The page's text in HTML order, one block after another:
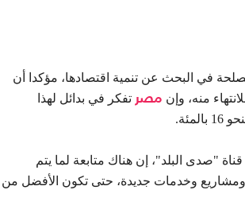
في البحث عن تنمية اقتصادها، مؤكدا أن
مصر تفكر في بدائل لهذا
"صدى البلد"، إن هناك متابعة لما يتم
ومشاريع وخدمات جديدة، حتى تكون الأفضل من